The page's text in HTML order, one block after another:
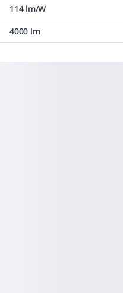
114 lm/W
4000 lm